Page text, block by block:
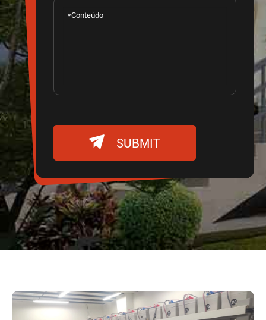
 SUBMIT